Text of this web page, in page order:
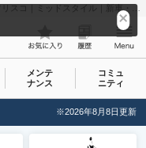
ホンダ(HONDA) スティード４００ＶＬＳ ＭＩＤフリスコ｜ミッドスタイル｜新車・中古バイクなら【グーバイク(GooBike)】
メンテ
ナンス
コミュ
ニティ
※2026年8月8日更新